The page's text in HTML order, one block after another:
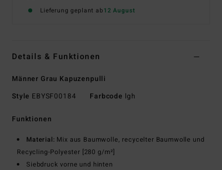
Lieferung geplant ab12 August
Details & Funktionen
Männer Grau Kapuzenpulli
Style EBYSF00184 Farbcode lgh
Funktionen
Material: Mix aus Baumwolle, recycelter Baumwolle und
Recycling-Polyester [280 g/m²]
Siebdruck vorne und hinten